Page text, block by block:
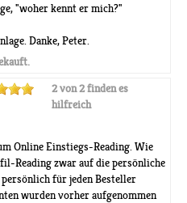
"woher kennt er mich?"
Danke, Peter.
2 von 2 finden es
hilfreich
Online Einstiegs-Reading. Wie
Reading zwar auf die persönliche
für jeden Besteller
wurden vorher aufgenommen